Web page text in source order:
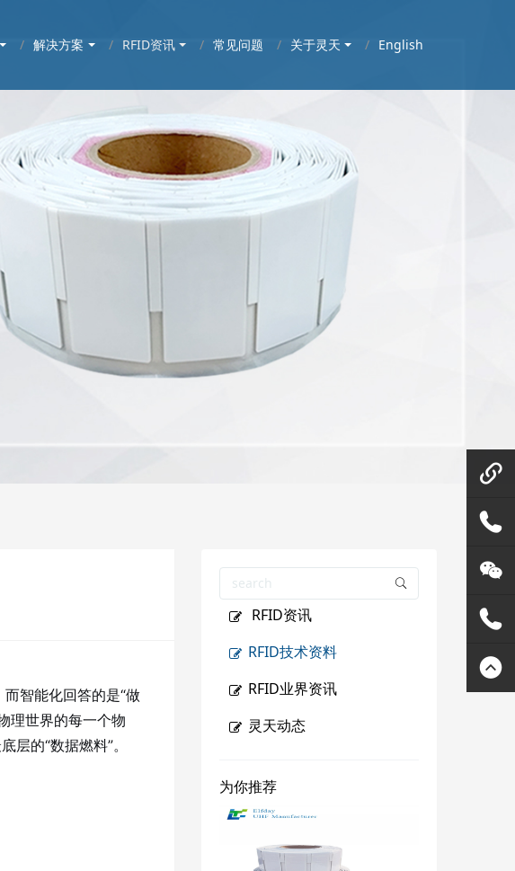
解决方案 RFID资讯 常见问题 关于灵天 English
而智能化回答的是“做
理世界的每一个物
的“数据燃料”。
RFID资讯
RFID技术资料
RFID业界资讯
灵天动态
为你推荐
微信在
线咨询
158144
80455
灵天公
众号
400807